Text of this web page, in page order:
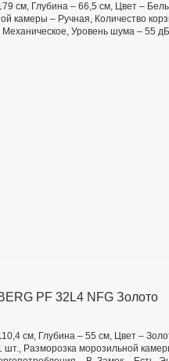
см, Глубина – 66,5 см, Цвет –
камеры – Ручная, Количество
Механическое, Уровень шума – 55
PF 32L4 NFG Золото
см, Глубина – 55 см, Цвет –
шт., Разморозка морозильной